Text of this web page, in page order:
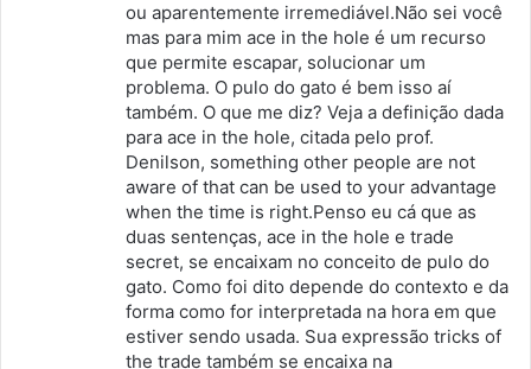
ou aparentemente irremediável.Não sei você
mas para mim ace in the hole é um recurso
que permite escapar, solucionar um
problema. O pulo do gato é bem isso aí
também. O que me diz? Veja a definição dada
para ace in the hole, citada pelo prof.
Denilson, something other people are not
aware of that can be used to your advantage
when the time is right.Penso eu cá que as
duas sentenças, ace in the hole e trade
secret, se encaixam no conceito de pulo do
gato. Como foi dito depende do contexto e da
forma como for interpretada na hora em que
estiver sendo usada. Sua expressão tricks of
the trade também se encaixa na